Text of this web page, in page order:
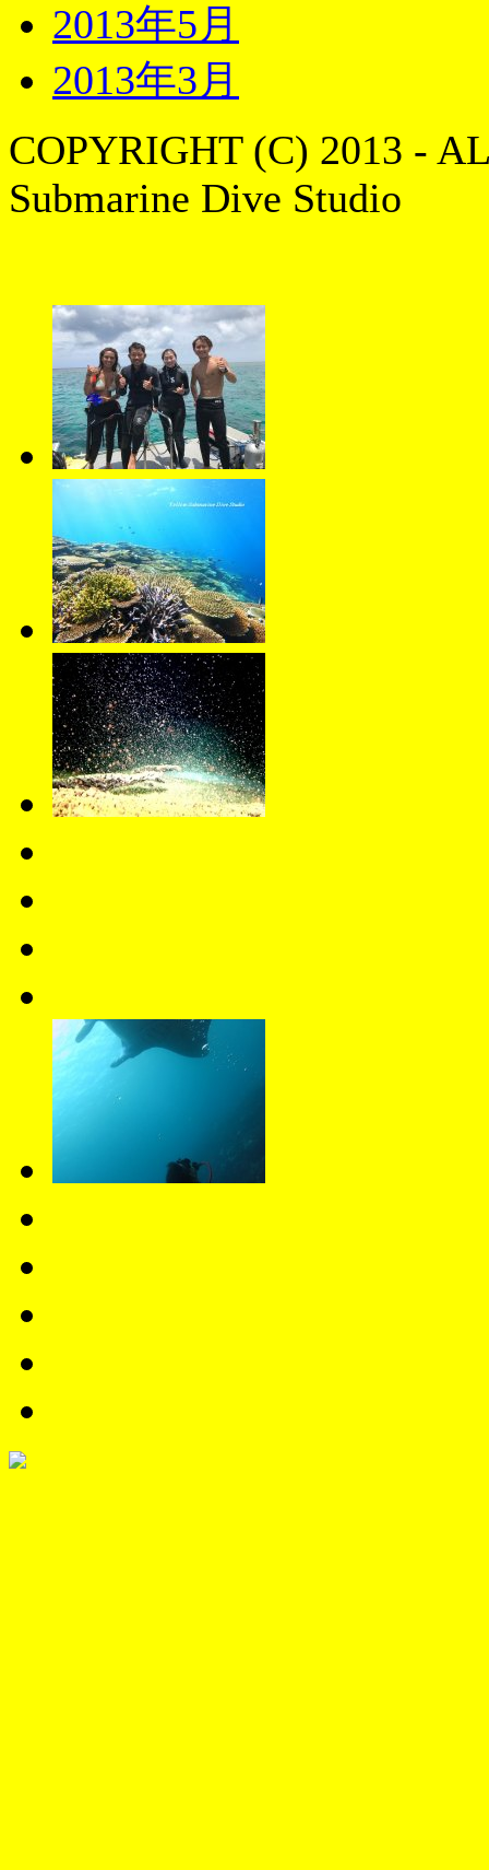
2013年5月
2013年3月
COPYRIGHT (C) 2013 -
Submarine Dive Studio